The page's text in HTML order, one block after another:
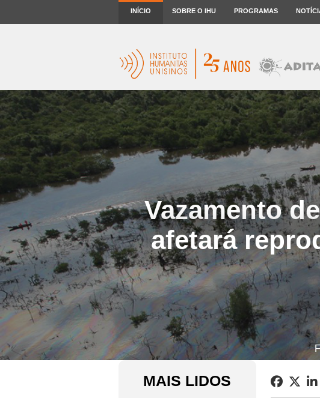
INÍCIO SOBRE O IHU PROGRAMAS
Vazamento
afetará
MAIS LIDOS